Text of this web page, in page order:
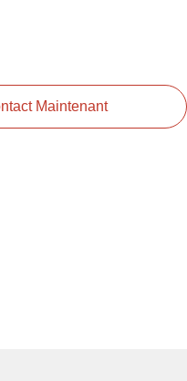
Maintenant